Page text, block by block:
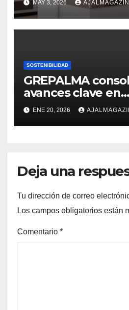
en Guatemala
MAY 3, 2026
SOSTENIBILIDAD
GREPALMA
avances clave en
sostenibilidad de
aceite en
ENE 20, 2026
Deja una
Tu dirección de correo
Los campos obligatorios están
Comentario *